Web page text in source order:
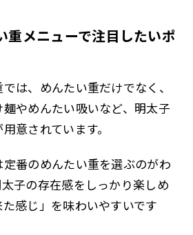
重メニューで注目したいポ
は、めんたい重だけでなく、
やめんたい吸いなど、明太子
意されています。
番のめんたい重を選ぶのがわ
子の存在感をしっかり楽しめ
感じ」を味わいやすいです